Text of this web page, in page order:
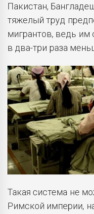
Пакистан,
тяжелый труд
мигрантов, ведь им
в два-три раза
Такая система не
Римской империи,